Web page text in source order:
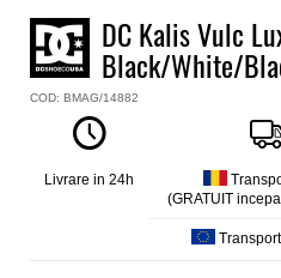
Tenisi baieti DC
Model
Kalis Vulc Luxe Leather Edition
Culoare
Material exterior
Nubuck
DC Kalis Vulc
Black/White/
COD: BMAG/14882
Livrare in 24h
(GRATUIT